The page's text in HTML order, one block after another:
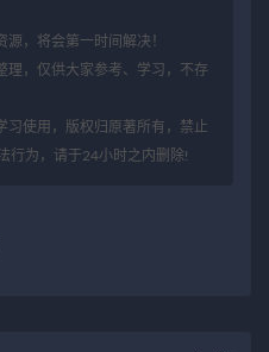
，将会第一时间解决！
理，仅供大家参考、学习，不存
习使用，版权归原著所有，禁止
行为，请于24小时之内删除!